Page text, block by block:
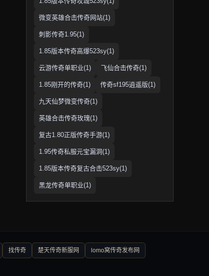
微变英雄合击传奇网站(1)
刺影传奇1.95(1)
1.85版本传奇高爆523sy(1)
云游传奇单职业(1) 飞仙合击传奇(1)
1.85刚开的传奇(1) 传奇sf195逍遥版(1)
九天仙梦微变传奇(1)
英雄合击传奇玫瑰(1)
复古1.80正版传奇手游(1)
1.95传奇私服元宝漏洞(1)
1.85版本传奇复古合击523sy(1)
黑龙传奇单职业(1)
找传奇 楚天传奇新服网 lomo窝传奇发布网